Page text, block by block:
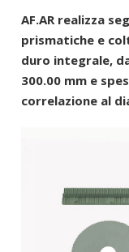
AF.AR realizza
prismatiche e
duro integrale,
300.00 mm e
correlazione al